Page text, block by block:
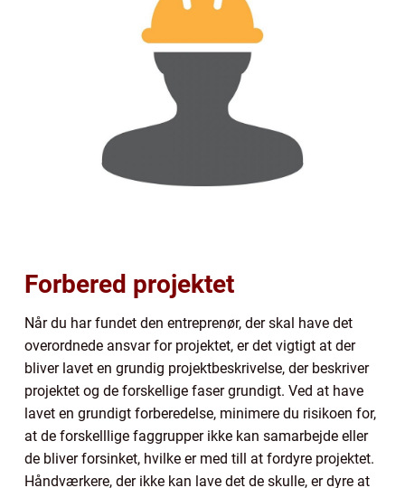
Forbered projektet
Når du har fundet den entreprenør, der skal have det
overordnede ansvar for projektet, er det vigtigt at der
bliver lavet en grundig projektbeskrivelse, der beskriver
projektet og de forskellige faser grundigt. Ved at have
lavet en grundigt forberedelse, minimere du risikoen for,
at de forskelllige faggrupper ikke kan samarbejde eller
de bliver forsinket, hvilke er med till at fordyre projektet.
Håndværkere, der ikke kan lave det de skulle, er dyre at